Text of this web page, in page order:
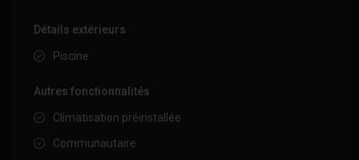
Détails extérieurs
Piscine
Autres fonctionnalités
Climatisation préinstallée
Communautaire